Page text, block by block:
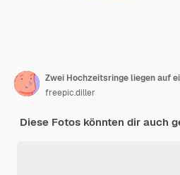
Zwei Hochzeitsringe liegen auf
freepic.diller
Diese Fotos könnten dir auch